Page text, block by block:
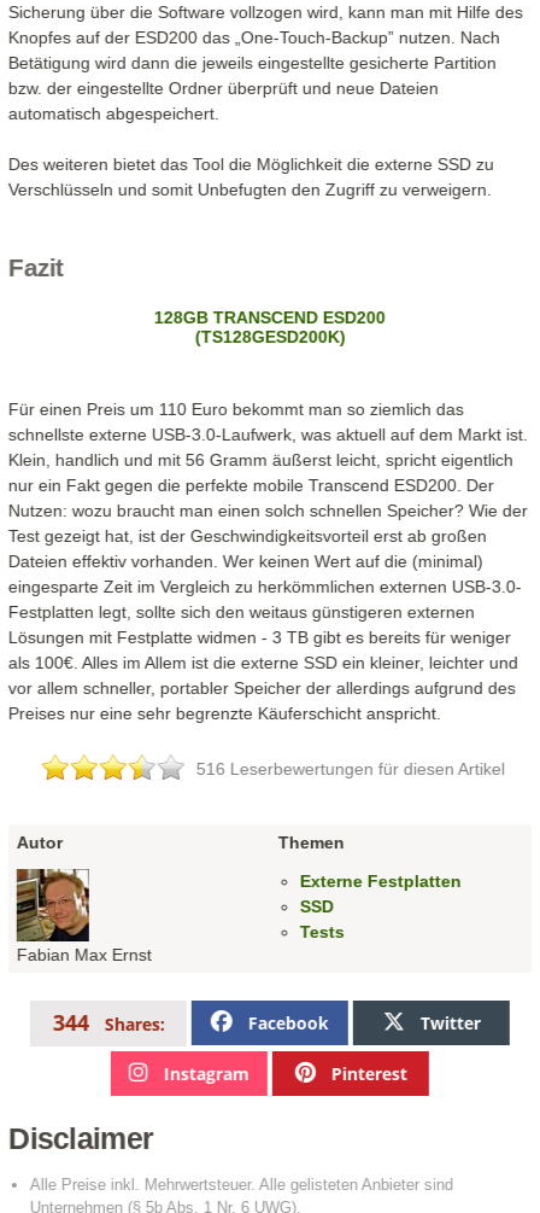
Sicherung über die Software vollzogen wird, kann man mit Hilfe des
Knopfes auf der ESD200 das „One-Touch-Backup” nutzen. Nach
Betätigung wird dann die jeweils eingestellte gesicherte Partition
bzw. der eingestellte Ordner überprüft und neue Dateien
automatisch abgespeichert.
Des weiteren bietet das Tool die Möglichkeit die externe SSD zu
Verschlüsseln und somit Unbefugten den Zugriff zu verweigern.
Fazit
128GB TRANSCEND ESD200
(TS128GESD200K)
Für einen Preis um 110 Euro bekommt man so ziemlich das
schnellste externe USB-3.0-Laufwerk, was aktuell auf dem Markt ist.
Klein, handlich und mit 56 Gramm äußerst leicht, spricht eigentlich
nur ein Fakt gegen die perfekte mobile Transcend ESD200. Der
Nutzen: wozu braucht man einen solch schnellen Speicher? Wie der
Test gezeigt hat, ist der Geschwindigkeitsvorteil erst ab großen
Dateien effektiv vorhanden. Wer keinen Wert auf die (minimal)
eingesparte Zeit im Vergleich zu herkömmlichen externen USB-3.0-
Festplatten legt, sollte sich den weitaus günstigeren externen
Lösungen mit Festplatte widmen - 3 TB gibt es bereits für weniger
als 100€. Alles im Allem ist die externe SSD ein kleiner, leichter und
vor allem schneller, portabler Speicher der allerdings aufgrund des
Preises nur eine sehr begrenzte Käuferschicht anspricht.
516 Leserbewertungen für diesen Artikel
Autor
Fabian Max Ernst
Themen
Externe Festplatten
SSD
Tests
344 Shares: Facebook Twitter
Instagram Pinterest
Disclaimer